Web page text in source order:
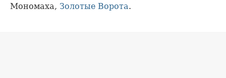
Мономаха, Золотые Ворота.